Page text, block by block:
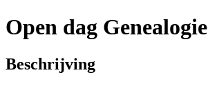
Open dag Genealogie
Beschrijving